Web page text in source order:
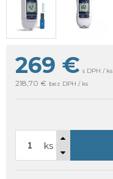
269 € s DPH / ks
218,70 € bez DPH / ks
ks